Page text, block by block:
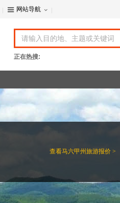
网站导航
正在热搜:
查看马六甲州旅游报价 >